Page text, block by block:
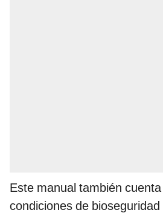
Este manual también
condiciones de